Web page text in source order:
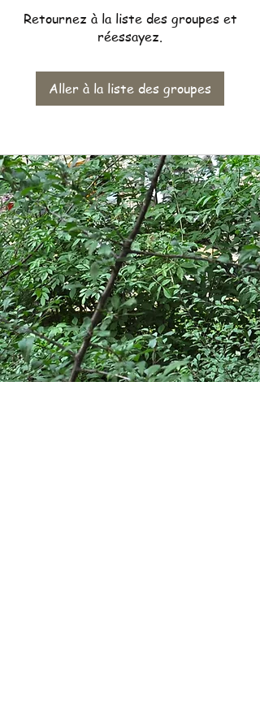
Retournez à la liste des groupes et
réessayez.
Aller à la liste des groupes